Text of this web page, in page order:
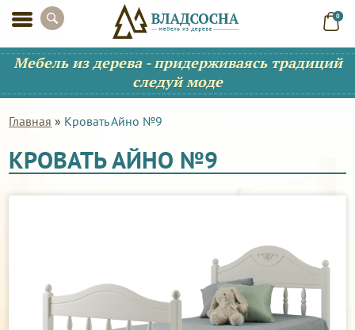
0
Мебель из дерева - придерживаясь традиций
следуй моде
Главная » Кровать Айно №9
КРОВАТЬ АЙНО №9